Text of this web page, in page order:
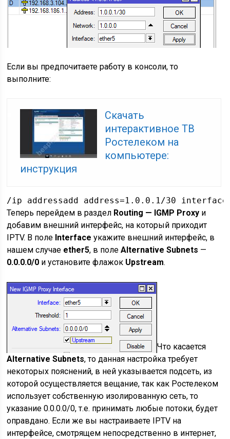
Если вы предпочитаете работу в консоли, то
выполните:
Скачать
интерактивное ТВ
Ростелеком на
компьютере:
инструкция
/ip addressadd address=1.0.0.1/30
Теперь перейдем в раздел Routing — IGMP Proxy и
добавим внешний интерфейс, на который приходит
IPTV. В поле Interface укажите внешний интерфейс, в
нашем случае ether5, в полеAlternative Subnets —
0.0.0.0/0 и установите флажок Upstream.
Что касается
Alternative Subnets, то данная настройка требует
некоторых пояснений, в ней указывается подсеть, из
которой осуществляется вещание, так как Ростелеком
использует собственную изолированную сеть, то
указание 0.0.0.0/0, т.е. принимать любые потоки, будет
оправдано. Если же вы настраиваете IPTV на
интерфейсе, смотрящем непосредственно в интернет,